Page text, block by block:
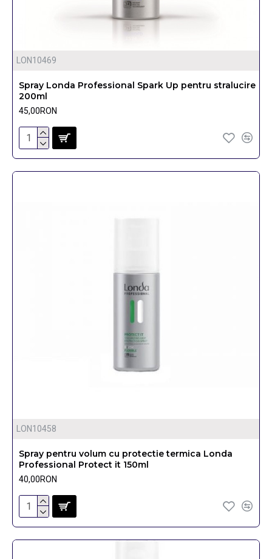
LON10469
Spray Londa Professional Spark Up pentru stralucire
200ml
45,00RON
LON10458
Spray pentru volum cu protectie termica Londa
Professional Protect it 150ml
40,00RON